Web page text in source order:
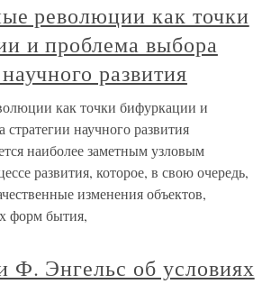
революции как точки
и проблема выбора
развития
как точки бифуркации и
научного развития
наиболее заметным узловым
развития, которое, в свою очередь,
изменения объектов,
форм бытия,
Ф. Энгельс об условиях